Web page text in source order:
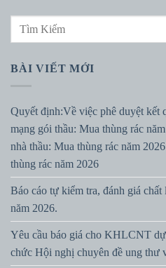
BÀI VIẾT MỚI
Quyết định:Về việc phê duyệt kết
mạng gói thầu: Mua thùng rác
nhà thầu: Mua thùng rác năm
thùng rác năm 2026
Báo cáo tự kiểm tra, đánh giá
năm 2026.
Yêu cầu báo giá cho KHLCNT
chức Hội nghị chuyên đề ung thư